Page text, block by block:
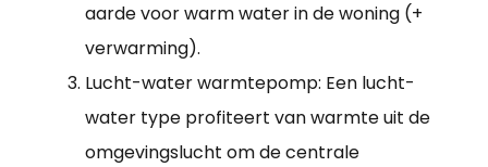
aarde voor warm water in de woning (+
verwarming).
Lucht-water warmtepomp: Een lucht-
water type profiteert van warmte uit de
omgevingslucht om de centrale